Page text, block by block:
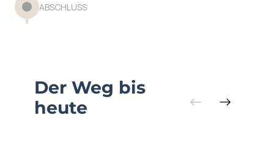
ABSCHLUSS
Der Weg bis
heute